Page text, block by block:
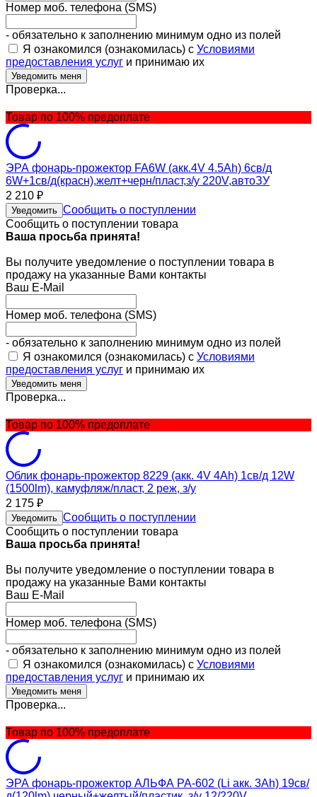
Номер моб. телефона (SMS)
- обязательно к заполнению минимум одно из полей
Я ознакомился (ознакомилась) с Условиями
предоставления услуг и принимаю их
Проверка...
Товар по 100% предоплате
ЭРА фонарь-прожектор FA6W (акк.4V 4.5Ah) 6св/д
6W+1св/д(красн),желт+черн/пласт,з/у 220V,автоЗУ
2 210 ₽
Уведомить Сообщить о поступлении
Сообщить о поступлении товара
Ваша просьба принята!
Вы получите уведомление о поступлении товара в
продажу на указанные Вами контакты
Ваш E-Mail
Номер моб. телефона (SMS)
- обязательно к заполнению минимум одно из полей
Я ознакомился (ознакомилась) с Условиями
предоставления услуг и принимаю их
Проверка...
Товар по 100% предоплате
Облик фонарь-прожектор 8229 (акк. 4V 4Ah) 1св/д 12W
(1500lm), камуфляж/пласт, 2 реж, з/у
2 175 ₽
Уведомить Сообщить о поступлении
Сообщить о поступлении товара
Ваша просьба принята!
Вы получите уведомление о поступлении товара в
продажу на указанные Вами контакты
Ваш E-Mail
Номер моб. телефона (SMS)
- обязательно к заполнению минимум одно из полей
Я ознакомился (ознакомилась) с Условиями
предоставления услуг и принимаю их
Проверка...
Товар по 100% предоплате
ЭРА фонарь-прожектор АЛЬФА PA-602 (Li акк. 3Ah) 19св/